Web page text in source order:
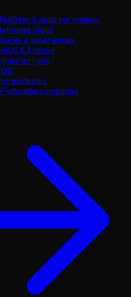
Sites & apps sur mesure
cloud
& expériences
iOS & Android
en ligne
modernes
Spatial computing